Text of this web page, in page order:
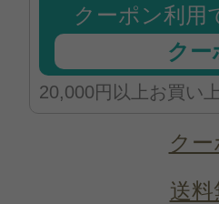
クーポン利用
クー
20,000円以上お買い
ク
送